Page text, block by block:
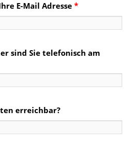
E-Mail Adresse *
sind Sie telefonisch am
erreichbar?